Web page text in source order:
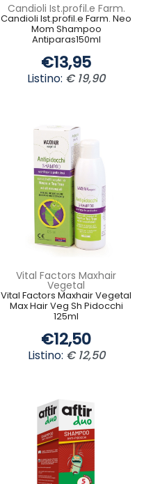
Candioli Ist.profil.e Farm.
Candioli Ist.profil.e Farm. Neo
Mom Shampoo
Antiparas150ml
€13,95
Listino: € 19,90
Vital Factors Maxhair
Vegetal
Vital Factors Maxhair Vegetal
Max Hair Veg Sh Pidocchi
125ml
€12,50
Listino: € 12,50